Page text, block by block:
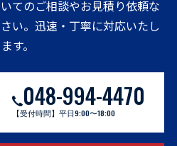
てのご相談やお見積り依頼な
い。迅速・丁寧に対応いたし
ます。
048-994-4470
【受付時間】平日9:00〜18:00